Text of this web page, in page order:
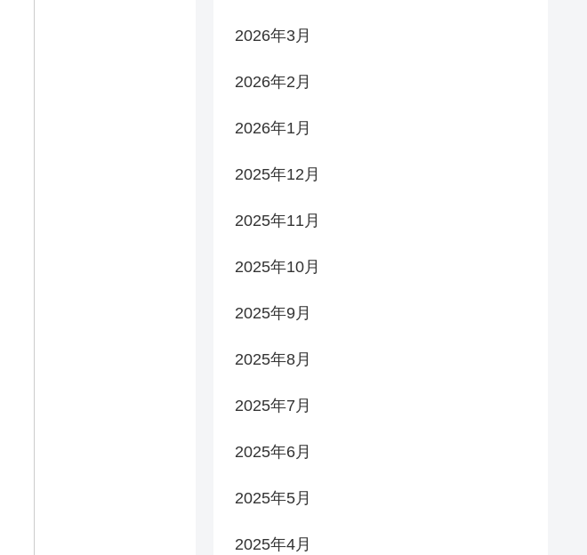
2026年3月
2026年2月
2026年1月
2025年12月
2025年11月
2025年10月
2025年9月
2025年8月
2025年7月
2025年6月
2025年5月
2025年4月